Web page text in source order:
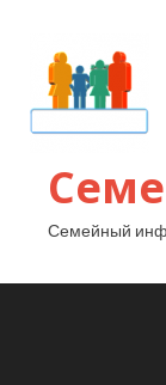
Семейный